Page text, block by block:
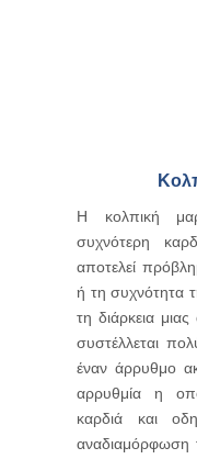
Η κολπική
συχνότερη
αποτελεί
ή τη συχνότητα
τη διάρκεια
συστέλλεται
έναν άρρυθμο
αρρυθμία η
καρδιά και
αναδιαμόρφωση